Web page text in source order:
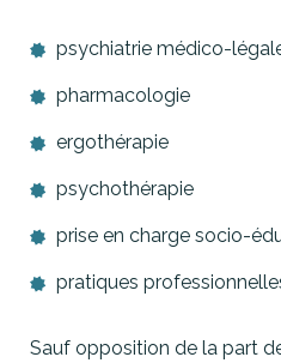
psychiatrie médico-
pharmacologie
ergothérapie
psychothérapie
prise en charge socio-
pratiques
Sauf opposition de la part